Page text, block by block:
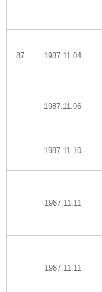
87 1987.11.04
1987.11.06
1987.11.10
1987.11.11
1987.11.11